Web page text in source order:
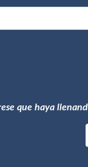
que haya